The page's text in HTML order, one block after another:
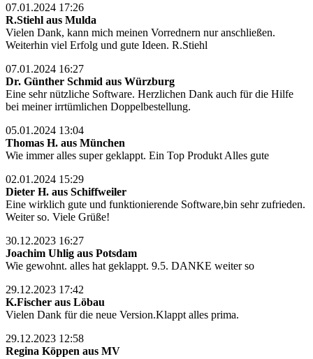
07.01.2024 17:26
R.Stiehl aus Mulda
Vielen Dank, kann mich meinen Vorrednern nur anschließen.
Weiterhin viel Erfolg und gute Ideen. R.Stiehl
07.01.2024 16:27
Dr. Günther Schmid aus Würzburg
Eine sehr nützliche Software. Herzlichen Dank auch für die Hilfe
bei meiner irrtümlichen Doppelbestellung.
05.01.2024 13:04
Thomas H. aus München
Wie immer alles super geklappt. Ein Top Produkt Alles gute
02.01.2024 15:29
Dieter H. aus Schiffweiler
Eine wirklich gute und funktionierende Software,bin sehr zufrieden.
Weiter so. Viele Grüße!
30.12.2023 16:27
Joachim Uhlig aus Potsdam
Wie gewohnt. alles hat geklappt. 9.5. DANKE weiter so
29.12.2023 17:42
K.Fischer aus Löbau
Vielen Dank für die neue Version.Klappt alles prima.
29.12.2023 12:58
Regina Köppen aus MV